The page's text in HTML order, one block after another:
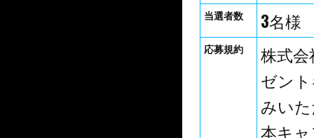
当選者数 3名様
応募規約
株式
ゼン
みい
本キ